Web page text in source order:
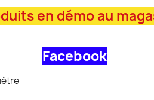
en démo au
Facebook